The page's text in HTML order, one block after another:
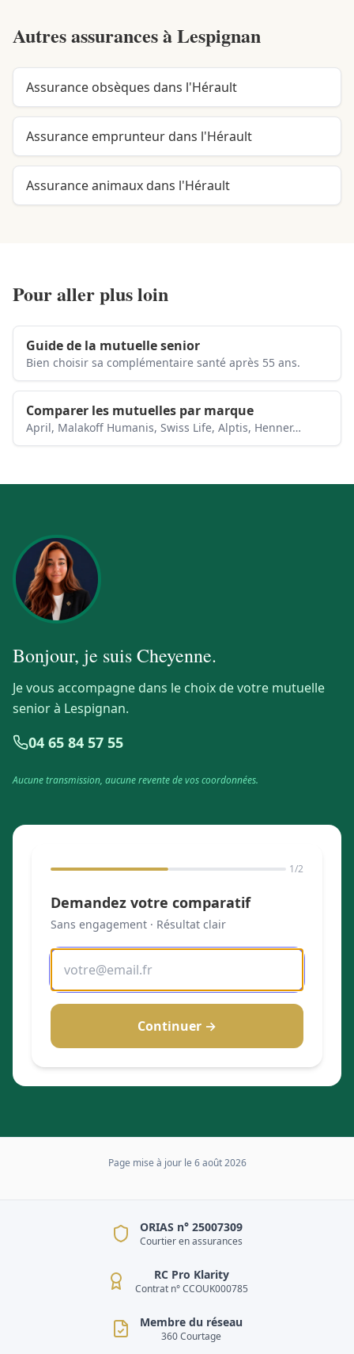
Autres assurances àLespignan
Assurance obsèques dans l'Hérault
Assurance emprunteur dans l'Hérault
Assurance animaux dans l'Hérault
Pour aller plus loin
Guide de la mutuelle senior
Bien choisir sa complémentaire santé après 55 ans.
Comparer les mutuelles par marque
April, Malakoff Humanis, Swiss Life, Alptis, Henner…
Bonjour, je suisCheyenne.
Je vous accompagne dans le choix de votre mutuelle
senior à Lespignan.
04 65 84 57 55
Aucune transmission, aucune revente de vos coordonnées.
1/2
Demandez votre comparatif
Sans engagement · Résultat clair
Continuer →
Page mise à jour le 6 août 2026
ORIAS n° 25007309
Courtier en assurances
RC Pro Klarity
Contrat n° CCOUK000785
Membre du réseau
360 Courtage